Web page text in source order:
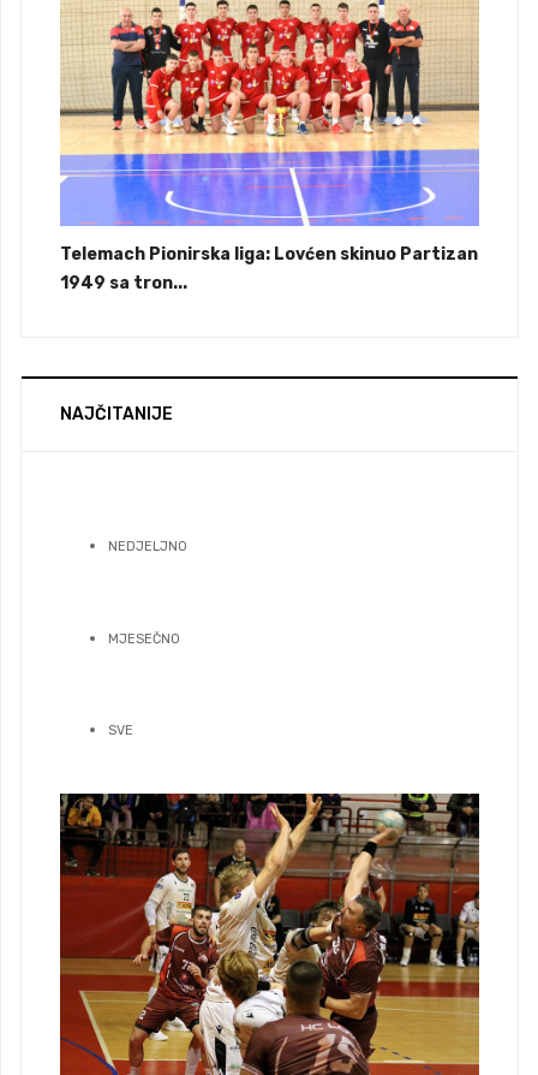
Telemach Pionirska liga: Lovćen skinuo Partizan
1949 sa tron...
NAJČITANIJE
NEDJELJNO
MJESEČNO
SVE